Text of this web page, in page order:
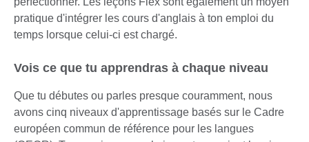
pratique d'intégrer les cours d'anglais à ton emploi du
temps lorsque celui-ci est chargé.
Vois ce que tu apprendras à chaque niveau
Que tu débutes ou parles presque couramment, nous
avons cinq niveaux d'apprentissage basés sur le Cadre
européen commun de référence pour les langues